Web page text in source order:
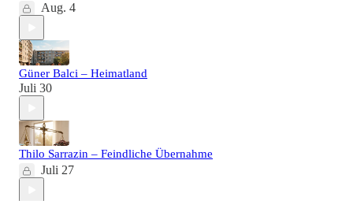
Aug. 4
Güner Balci – Heimatland
Juli 30
Thilo Sarrazin – Feindliche Übernahme
Juli 27